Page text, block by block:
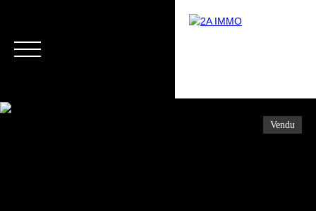
Vendu